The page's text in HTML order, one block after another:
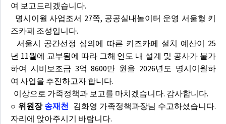
여 보고드리겠습니다.
명시이월 사업조서 27쪽, 공공실내놀이터 운영 서울형 키
즈카페 조성입니다.
서울시 공간선정 심의에 따른 키즈카페 설치 예산이 25
년 11월에 교부됨에 따라 그해 연도 내 설계 및 공사가 불가
하여 시비보조금 3억 8600만 원을 2026년도 명시이월하
여 사업을 추진하고자 합니다.
이상으로 가족정책과 보고를 마치겠습니다. 감사합니다.
○ 위원장 송재천 김화영 가족정책과장님 수고하셨습니다.
자리에 앉아주시기 바랍니다.